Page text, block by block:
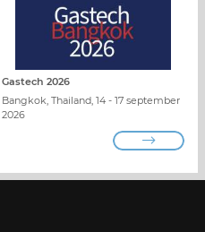
cookies. Para más detalles sobre la desactivación de
desembolsado
APP OMAL
ENCUENTRA DISTRIBUIDOR
Gastech 2026
Bangkok, Thailand, 14 - 17 september
2026